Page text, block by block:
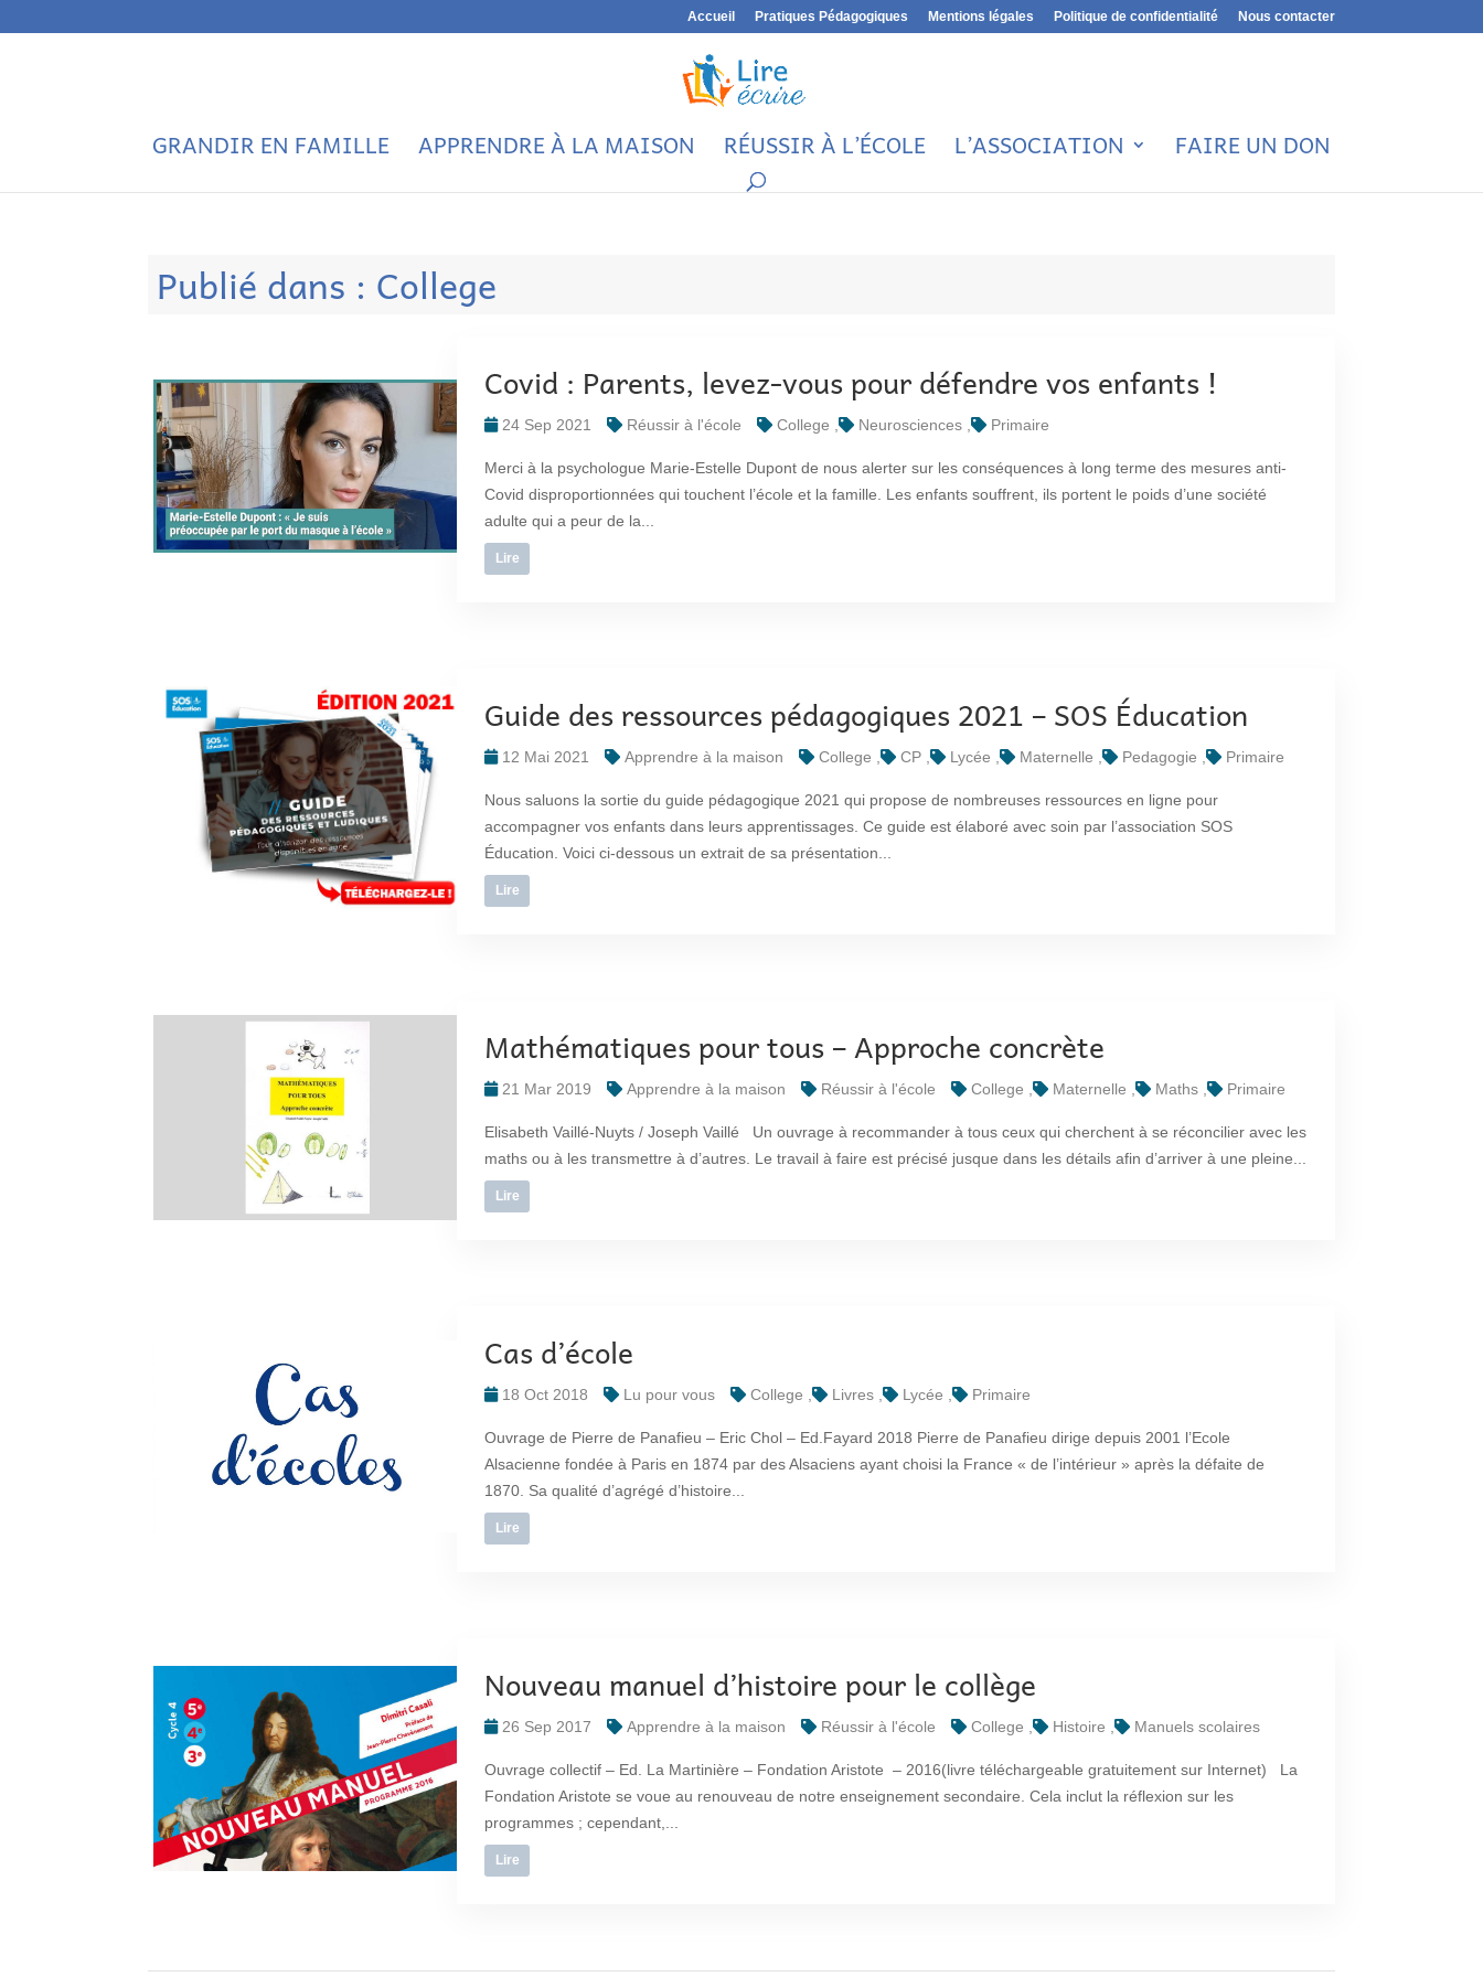
Accueil Pratiques Pédagogiques Mentions légales Politique de confidentialité Nous contacter
GRANDIR EN FAMILLE APPRENDRE À LA MAISON RÉUSSIR À L’ÉCOLE L’ASSOCIATION FAIRE UN DON
Publié dans : College
Covid : Parents, levez-vous pour défendre vos enfants !
24 Sep 2021 Réussir à l'école College Neurosciences Primaire
Merci à la psychologue Marie-Estelle Dupont de nous alerter sur les conséquences à long terme des mesures anti-
Covid disproportionnées qui touchent l’école et la famille. Les enfants souffrent, ils portent le poids d’une société
adulte qui a peur de la...
Lire
Guide des ressources pédagogiques 2021 – SOS Éducation
12 Mai 2021 Apprendre à la maison College CP Lycée Maternelle Pedagogie Primaire
Nous saluons la sortie du guide pédagogique 2021 qui propose de nombreuses ressources en ligne pour
accompagner vos enfants dans leurs apprentissages. Ce guide est élaboré avec soin par l’association SOS
Éducation. Voici ci-dessous un extrait de sa présentation...
Lire
Mathématiques pour tous – Approche concrète
21 Mar 2019 Apprendre à la maison Réussir à l'école College Maternelle Maths Primaire
Elisabeth Vaillé-Nuyts / Joseph Vaillé Un ouvrage à recommander à tous ceux qui cherchent à se réconcilier avec les
maths ou à les transmettre à d’autres. Le travail à faire est précisé jusque dans les détails afin d’arriver à une pleine...
Lire
Cas d’école
18 Oct 2018 Lu pour vous College Livres Lycée Primaire
Ouvrage de Pierre de Panafieu – Eric Chol – Ed.Fayard 2018 Pierre de Panafieu dirige depuis 2001 l’Ecole
Alsacienne fondée à Paris en 1874 par des Alsaciens ayant choisi la France « de l’intérieur » après la défaite de
1870. Sa qualité d’agrégé d’histoire...
Lire
Nouveau manuel d’histoire pour le collège
26 Sep 2017 Apprendre à la maison Réussir à l'école College Histoire Manuels scolaires
Ouvrage collectif – Ed. La Martinière – Fondation Aristote – 2016(livre téléchargeable gratuitement sur Internet) La
Fondation Aristote se voue au renouveau de notre enseignement secondaire. Cela inclut la réflexion sur les
programmes ; cependant,...
Lire